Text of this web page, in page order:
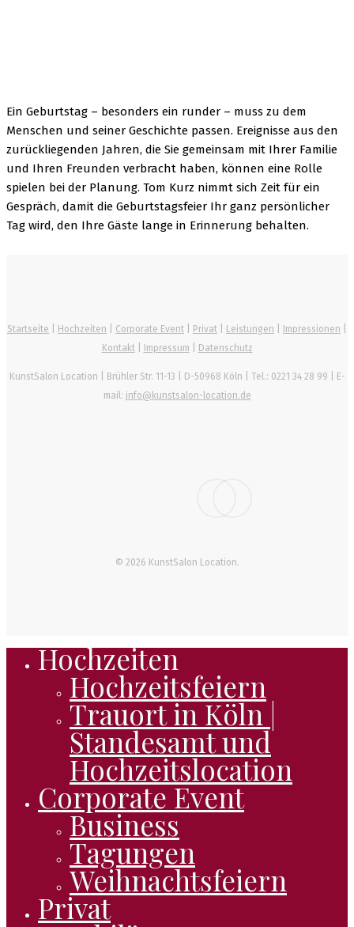
Ein Geburtstag – besonders ein runder – muss zu dem
Menschen und seiner Geschichte passen. Ereignisse aus den
zurückliegenden Jahren, die Sie gemeinsam mit Ihrer Familie
und Ihren Freunden verbracht haben, können eine Rolle
spielen bei der Planung. Tom Kurz nimmt sich Zeit für ein
Gespräch, damit die Geburtstagsfeier Ihr ganz persönlicher
Tag wird, den Ihre Gäste lange in Erinnerung behalten.
Startseite Hochzeiten Corporate Event Privat Leistungen Impressionen
Kontakt| Impressum Datenschutz
KunstSalon Location Brühler Str. 11-13 D-50968 Köln | Tel.: 0221 34 28 99 | E-
mail: info@kunstsalon-location.de
© 2026 KunstSalon Location.
Hochzeiten
Hochzeitsfeiern
Trauort in Köln |
Standesamt und
Hochzeitslocation
Corporate Event
Business
Tagungen
Weihnachtsfeiern
Privat